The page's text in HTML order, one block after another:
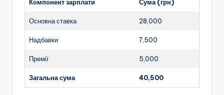
Компонент зарплати Сума (грн)
Основна ставка 28,000
Надбавки 7,500
Премії 5,000
Загальна сума 40,500